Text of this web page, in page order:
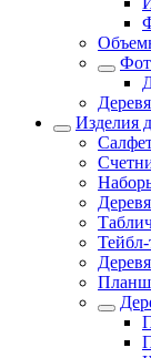
Изделия
Тейбл-